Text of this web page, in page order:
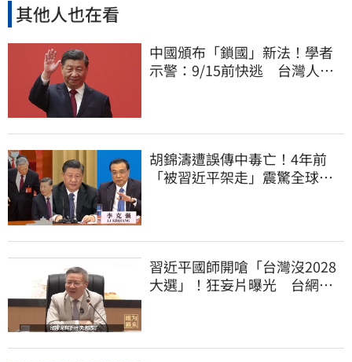
其他人也在看
中國頒布「鎖國」新法！學者
示警：9/15前快逃 台灣人也
胡錦濤遭誤傳中毒亡！4年前
「被習近平架走」震驚全球
習近平國師開嗆「台灣沒2028
大選」！狂妄片曝光 台網